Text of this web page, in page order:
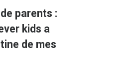
parents :
kids a
de mes